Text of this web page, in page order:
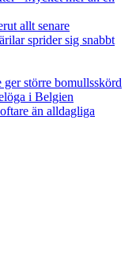
allt senare
sprider sig snabbt
större bomullsskörd
i Belgien
än alldagliga